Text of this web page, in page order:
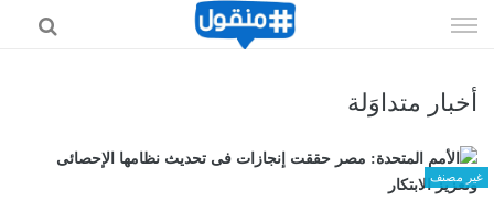
الى
أخبار متداوَلة
غير مصنف